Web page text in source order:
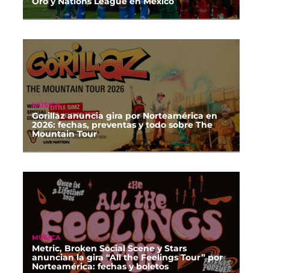
MÚSICA
Gorillaz anuncia gira por Norteamérica en
2026: fechas, preventas y todo sobre The
Mountain Tour
MÚSICA
Metric, Broken Social Scene y Stars
anuncian la gira “All the Feelings Tour” por
Norteamérica: fechas y boletos